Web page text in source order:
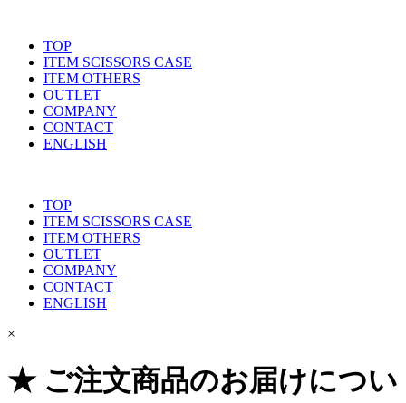
TOP
ITEM SCISSORS CASE
ITEM OTHERS
OUTLET
COMPANY
CONTACT
ENGLISH
TOP
ITEM SCISSORS CASE
ITEM OTHERS
OUTLET
COMPANY
CONTACT
ENGLISH
×
★ ご注文商品のお届けについ